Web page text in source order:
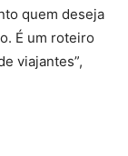
quem deseja
É um roteiro
viajantes”,